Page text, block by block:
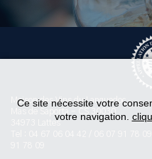
Maison des Vins du Languedoc
Mas de Saporta - CS 30030
Ce site nécessite votre
votre navigation.